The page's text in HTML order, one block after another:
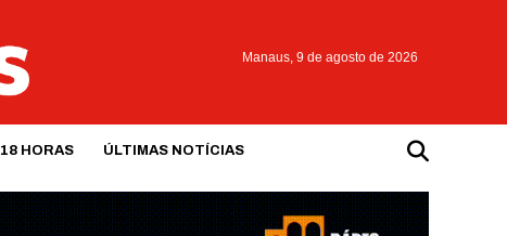
Manaus, 9 de agosto de 2026
18 HORAS ÚLTIMAS NOTÍCIAS